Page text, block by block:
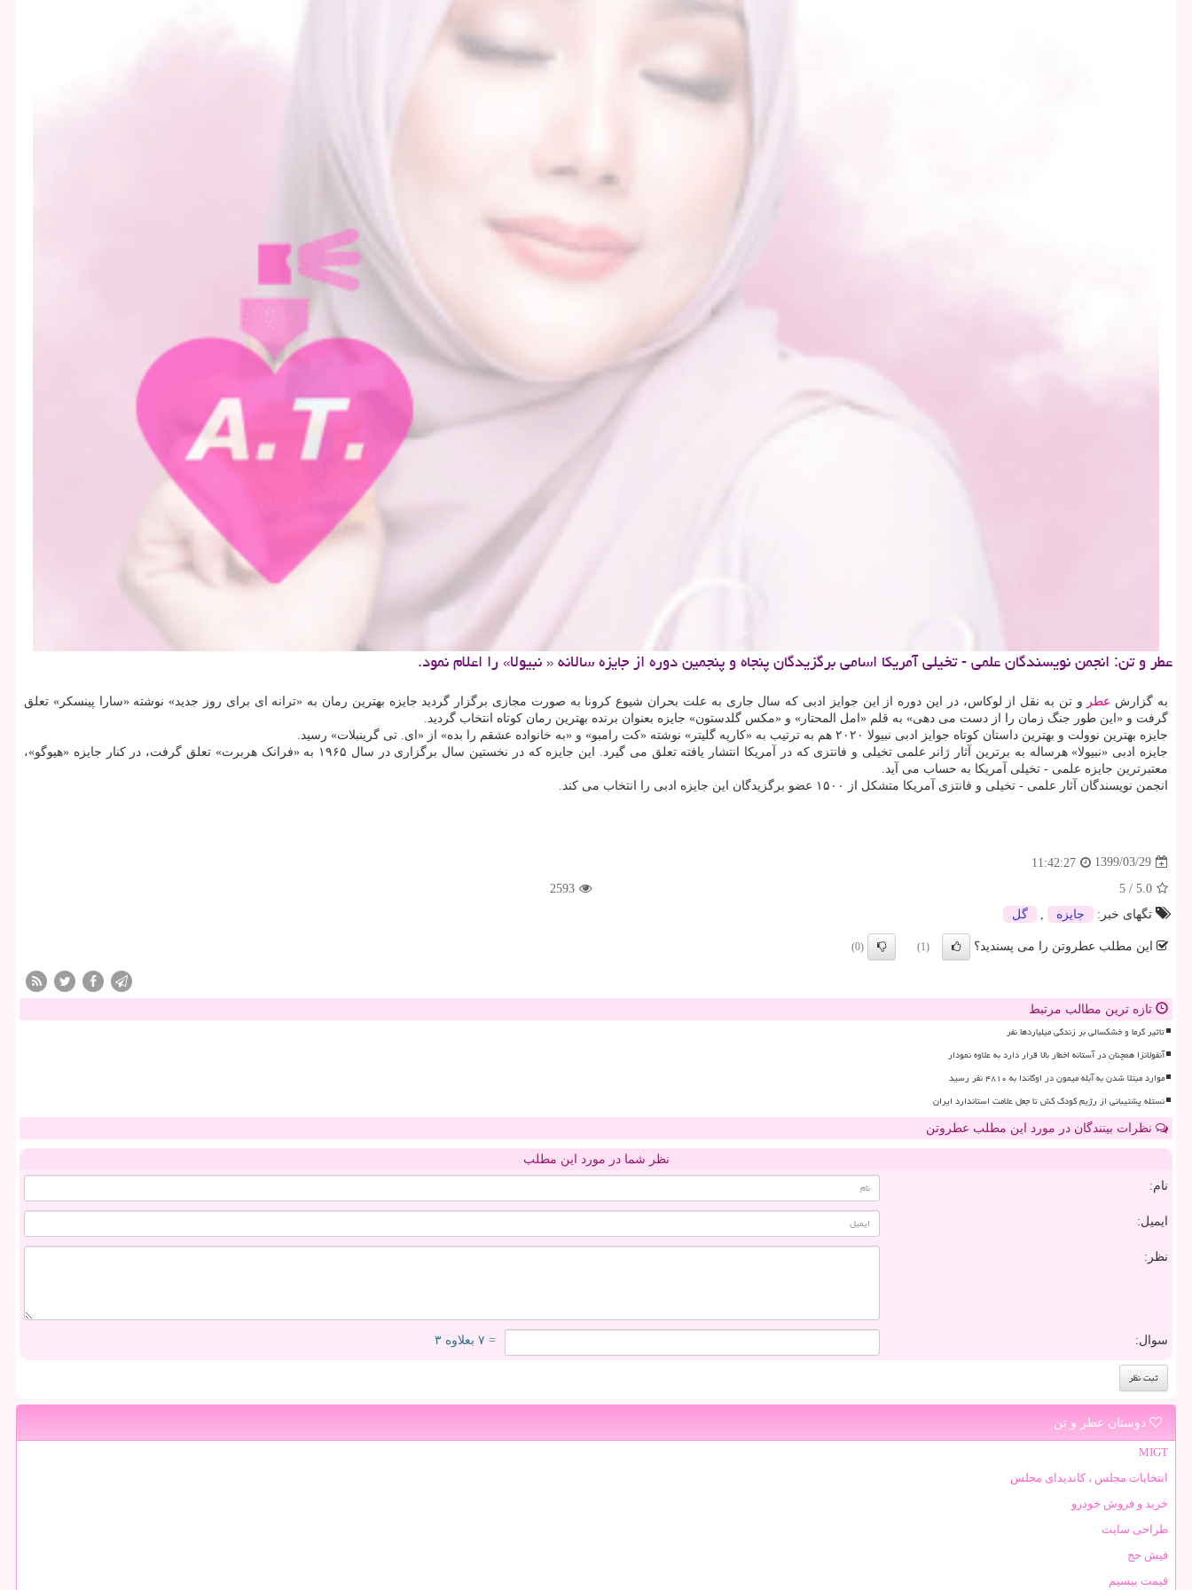
عطر و تن: انجمن نویسندگان علمی - تخیلی آمریكا اسامی برگزیدگان پنجاه و پنجمین دوره از جایزه سالانه « نبیولا» را اعلام نمود.
به گزارش عطر و تن به نقل از لوکاس، در این دوره از این جوایز ادبی که سال جاری به علت بحران شیوع کرونا به صورت مجازی برگزار گردید جایزه بهترین رمان به «ترانه ای برای روز جدید» نوشته «سارا پینسکر» تعلق
گرفت و «این طور جنگ زمان را از دست می دهی» به قلم «امل المحتار» و «مکس گلدستون» جایزه بعنوان برنده بهترین رمان کوتاه انتخاب گردید.
جایزه بهترین نوولت و بهترین داستان کوتاه جوایز ادبی نبیولا ۲۰۲۰ هم به ترتیب به «کارپه گلیتر» نوشته «کت رامبو» و «به خانواده عشقم را بده» از «ای. تی گرینبلات» رسید.
جایزه ادبی «نبیولا» هرساله به برترین آثار ژانر علمی تخیلی و فانتزی که در آمریکا انتشار یافته تعلق می گیرد. این جایزه که در نخستین سال برگزاری در سال ۱۹۶۵ به «فرانک هربرت» تعلق گرفت، در کنار جایزه «هیوگو»،
معتبرترین جایزه علمی - تخیلی آمریکا به حساب می آید.
انجمن نویسندگان آثار علمی - تخیلی و فانتزی آمریکا متشکل از ۱۵۰۰ عضو برگزیدگان این جایزه ادبی را انتخاب می کند.
1399/03/29
11:42:27
5.0
/
5
2593
تگهای خبر:
جایزه گل
این مطلب عطروتن را می پسندید؟ (1)
(0)
تازه ترین مطالب مرتبط
تاثیر گرما و خشکسالی بر زندگی میلیاردها نفر
آنفولانزا همچنان در آستانه اخطار بالا قرار دارد به علاوه نمودار
موارد مبتلا شدن به آبله میمون در اوگاندا به ۴۸۱۰ نفر رسید
نستله پشتیبانی از رژیم کودک کش تا جعل علامت استاندارد ایران
نظرات بینندگان در مورد این مطلب عطروتن
نظر شما در مورد این مطلب
نام:
ایمیل:
نظر:
سوال: = ۷ بعلاوه ۳
دوستان عطر و تن
MIGT
انتخابات مجلس ، کاندیدای مجلس
خرید و فروش خودرو
طراحی سایت
فیش حج
قیمت بیسیم